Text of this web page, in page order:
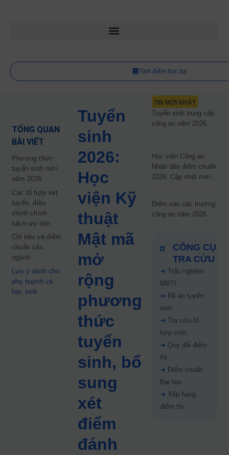
Tính điểm học bạ
TỔNG QUAN
BÀI VIẾT
Phương thức
tuyển sinh mới
năm 2026
Các tổ hợp xét
tuyển, điều
chỉnh chính
sách ưu tiên
Chỉ tiêu và điểm
chuẩn các
ngành
Lưu ý dành cho
phụ huynh và
học sinh
Tuyển
sinh
2026:
Học
viện Kỹ
thuật
Mật mã
mở
rộng
phương
thức
tuyển
sinh, bổ
sung
xét
điểm
đánh
TIN MỚI NHẤT
Tuyển sinh trung cấp
công an năm 2026
Học viện Công an
Nhân dân điểm chuẩn
2026: Cập nhật mới
Điểm sàn các trường
công an năm 2026
CÔNG CỤ
TRA CỨU
➜ Trắc nghiệm
MBTI
➜ Đề án tuyển
sinh
➜ Tra cứu tổ
hợp môn
➜ Quy đổi điểm
thi
➜ Điểm chuẩn
Đại học
➜ Xếp hạng
điểm thi